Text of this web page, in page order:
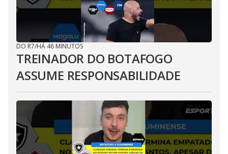
DO R7/HÁ 46 MINUTOS
TREINADOR DO BOTAFOGO
ASSUME RESPONSABILIDADE